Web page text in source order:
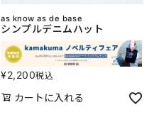
as know as de base
シンプルデニムハット
¥2,200税込
カートに入れる